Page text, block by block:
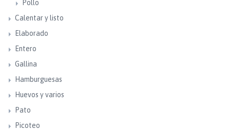
Pollo
Calentar y listo
Elaborado
Entero
Gallina
Hamburguesas
Huevos y varios
Pato
Picoteo